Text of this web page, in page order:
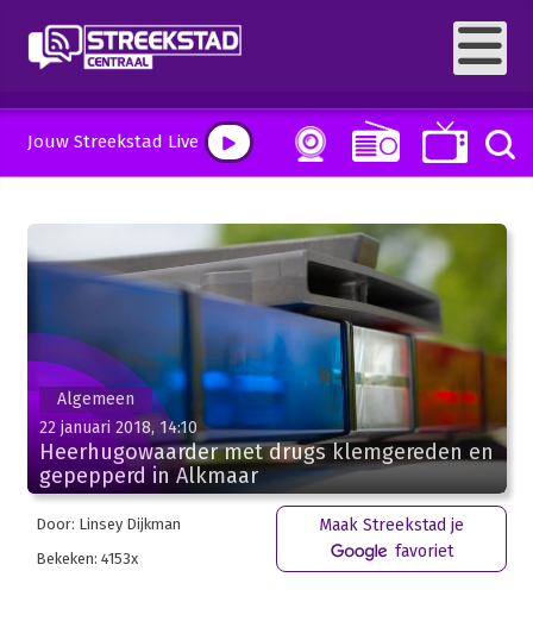
Jouw Streekstad Live
Algemeen
22 januari 2018, 14:10
Heerhugowaarder met drugs klemgereden en
gepepperd in Alkmaar
Door: Linsey Dijkman
Bekeken: 4153x
Maak Streekstad je
favoriet